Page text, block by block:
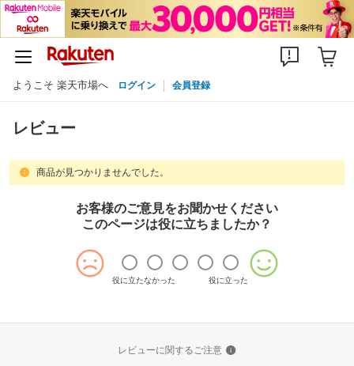
ようこそ 楽天市場へ ログイン 会員登録
レビュー
商品が見つかりませんでした。
お客様のご意見をお聞かせください
このページは役に立ちましたか？
役に立たなかった 役に立った
レビューに関するご注意